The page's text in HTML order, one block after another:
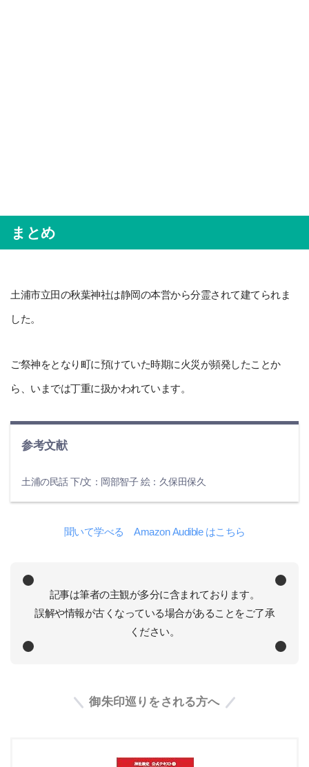
まとめ
土浦市立田の秋葉神社は静岡の本営から分霊されて建てられま
した。
ご祭神をとなり町に預けていた時期に火災が頻発したことか
ら、いまでは丁重に扱かわれています。
参考文献
土浦の民話 下/文：岡部智子 絵：久保田保久
聞いて学べる Amazon Audible はこちら
記事は筆者の主観が多分に含まれております。
誤解や情報が古くなっている場合があることをご了承
ください。
御朱印巡りをされる方へ